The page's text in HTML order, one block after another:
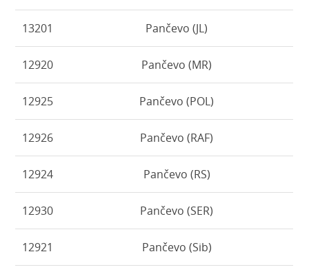
13201 Pančevo (JL)
12920 Pančevo (MR)
12925 Pančevo (POL)
12926 Pančevo (RAF)
12924 Pančevo (RS)
12930 Pančevo (SER)
12921 Pančevo (Sib)